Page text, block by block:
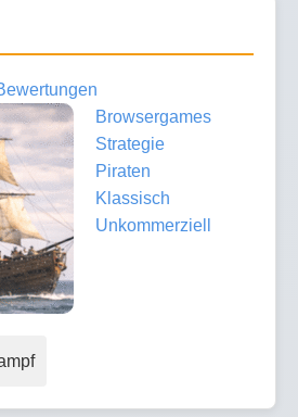
Browsergames
Strategie
Piraten
Klassisch
Unkommerziell